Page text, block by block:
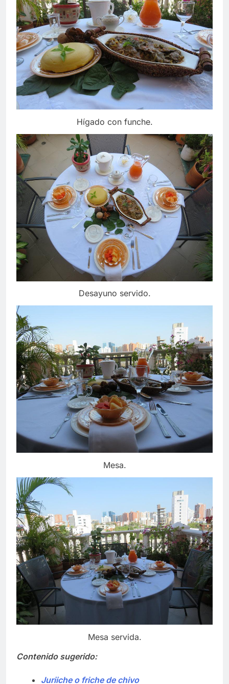
Hígado con funche.
Desayuno servido.
Mesa.
Mesa servida.
Contenido sugerido:
Juriiche o friche de chivo